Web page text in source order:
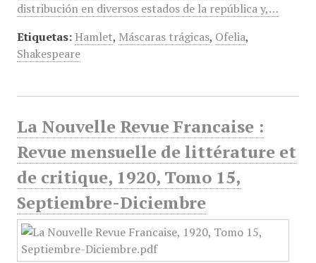
distribución en diversos estados de la república y,…
Etiquetas: Hamlet, Máscaras trágicas, Ofelia,
Shakespeare
La Nouvelle Revue Francaise :
Revue mensuelle de littérature et
de critique, 1920, Tomo 15,
Septiembre-Diciembre